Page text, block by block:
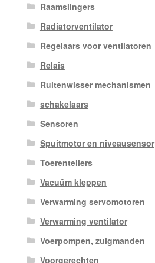
Raamslingers
Radiatorventilator
Regelaars voor ventilatoren
Relais
Ruitenwisser mechanismen
schakelaars
Sensoren
Spuitmotor en niveausensor
Toerentellers
Vacuüm kleppen
Verwarming servomotoren
Verwarming ventilator
Voerpompen, zuigmanden
Voorgerechten